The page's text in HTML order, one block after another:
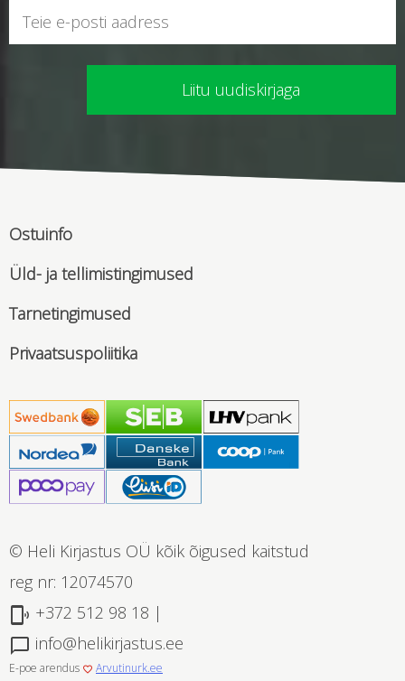
Ostuinfo
Üld- ja tellimistingimused
Tarnetingimused
Privaatsuspoliitika
© Heli Kirjastus OÜ kõik õigused kaitstud
reg nr: 12074570
phonelink_ring +372 512 98 18 |
chat_bubble_outline info@helikirjastus.ee
E-poe arendus favorite_border Arvutinurk.ee